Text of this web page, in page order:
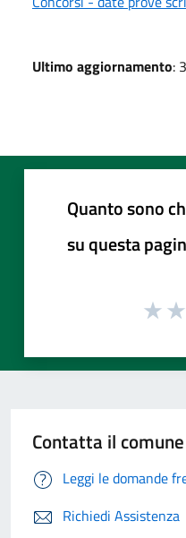
Ultimo aggiornamento:
Quanto sono
su questa
Contatta il comune
Leggi le domande
Richiedi Assistenza